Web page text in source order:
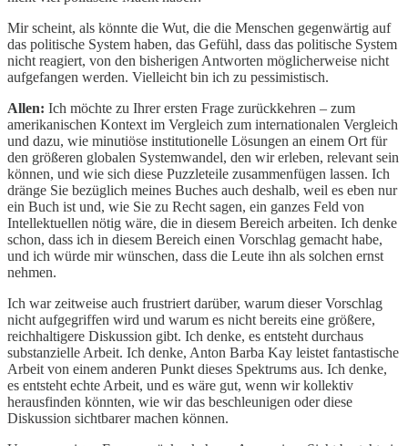
Mir scheint, als könnte die Wut, die die Menschen gegenwärtig auf
das politische System haben, das Gefühl, dass das politische System
nicht reagiert, von den bisherigen Antworten möglicherweise nicht
aufgefangen werden. Vielleicht bin ich zu pessimistisch.
Allen: Ich möchte zu Ihrer ersten Frage zurückkehren – zum
amerikanischen Kontext im Vergleich zum internationalen Vergleich
und dazu, wie minutiöse institutionelle Lösungen an einem Ort für
den größeren globalen Systemwandel, den wir erleben, relevant sein
können, und wie sich diese Puzzleteile zusammenfügen lassen. Ich
dränge Sie bezüglich meines Buches auch deshalb, weil es eben nur
ein Buch ist und, wie Sie zu Recht sagen, ein ganzes Feld von
Intellektuellen nötig wäre, die in diesem Bereich arbeiten. Ich denke
schon, dass ich in diesem Bereich einen Vorschlag gemacht habe,
und ich würde mir wünschen, dass die Leute ihn als solchen ernst
nehmen.
Ich war zeitweise auch frustriert darüber, warum dieser Vorschlag
nicht aufgegriffen wird und warum es nicht bereits eine größere,
reichhaltigere Diskussion gibt. Ich denke, es entsteht durchaus
substanzielle Arbeit. Ich denke, Anton Barba Kay leistet fantastische
Arbeit von einem anderen Punkt dieses Spektrums aus. Ich denke,
es entsteht echte Arbeit, und es wäre gut, wenn wir kollektiv
herausfinden könnten, wie wir das beschleunigen oder diese
Diskussion sichtbarer machen können.